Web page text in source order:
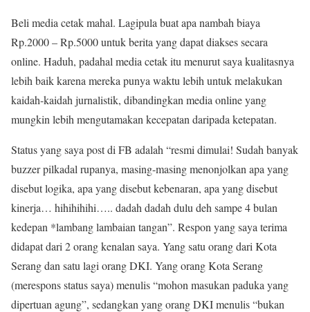
Beli media cetak mahal. Lagipula buat apa nambah biaya
Rp.2000 – Rp.5000 untuk berita yang dapat diakses secara
online. Haduh, padahal media cetak itu menurut saya kualitasnya
lebih baik karena mereka punya waktu lebih untuk melakukan
kaidah-kaidah jurnalistik, dibandingkan media online yang
mungkin lebih mengutamakan kecepatan daripada ketepatan.
Status yang saya post di FB adalah “resmi dimulai! Sudah banyak
buzzer pilkadal rupanya, masing-masing menonjolkan apa yang
disebut logika, apa yang disebut kebenaran, apa yang disebut
kinerja… hihihihihi….. dadah dadah dulu deh sampe 4 bulan
kedepan *lambang lambaian tangan”. Respon yang saya terima
didapat dari 2 orang kenalan saya. Yang satu orang dari Kota
Serang dan satu lagi orang DKI. Yang orang Kota Serang
(merespons status saya) menulis “mohon masukan paduka yang
dipertuan agung”, sedangkan yang orang DKI menulis “bukan